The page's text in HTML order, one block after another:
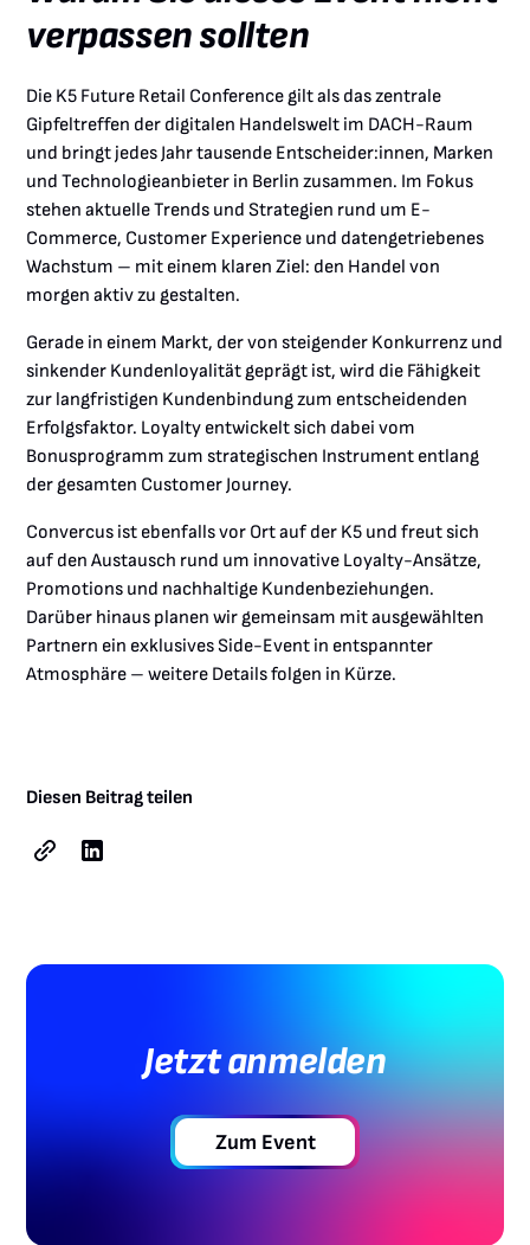
verpassen sollten
Die K5 Future Retail Conference gilt als das zentrale
Gipfeltreffen der digitalen Handelswelt im DACH-Raum
und bringt jedes Jahr tausende Entscheider:innen, Marken
und Technologieanbieter in Berlin zusammen. Im Fokus
stehen aktuelle Trends und Strategien rund um E-
Commerce, Customer Experience und datengetriebenes
Wachstum – mit einem klaren Ziel: den Handel von
morgen aktiv zu gestalten.
Gerade in einem Markt, der von steigender Konkurrenz und
sinkender Kundenloyalität geprägt ist, wird die Fähigkeit
zur langfristigen Kundenbindung zum entscheidenden
Erfolgsfaktor. Loyalty entwickelt sich dabei vom
Bonusprogramm zum strategischen Instrument entlang
der gesamten Customer Journey.
Convercus ist ebenfalls vor Ort auf der K5 und freut sich
auf den Austausch rund um innovative Loyalty-Ansätze,
Promotions und nachhaltige Kundenbeziehungen.
Darüber hinaus planen wir gemeinsam mit ausgewählten
Partnern ein exklusives Side-Event in entspannter
Atmosphäre – weitere Details folgen in Kürze.
Diesen Beitrag teilen
Jetzt anmelden
Zum Event